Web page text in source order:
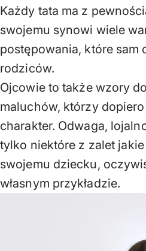
Każdy tata ma z
swojemu synowi wiele
postępowania, które sam
rodziców.
Ojcowie to także wzory
maluchów, którzy dopiero
charakter. Odwaga,
tylko niektóre z zalet
swojemu dziecku,
własnym przykładzie.